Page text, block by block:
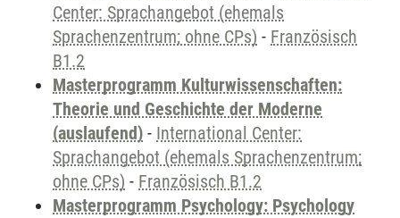
Center: Sprachangebot (ehemals
Sprachenzentrum; ohne CPs) - Französisch
B1.2
Masterprogramm Kulturwissenschaften:
Theorie und Geschichte der Moderne
(auslaufend) - International Center:
Sprachangebot (ehemals Sprachenzentrum;
ohne CPs) - Französisch B1.2
Masterprogramm Psychology: Psychology